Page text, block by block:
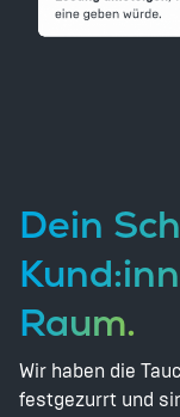
Dein
Raum.
Wir haben die
festgezurrt und